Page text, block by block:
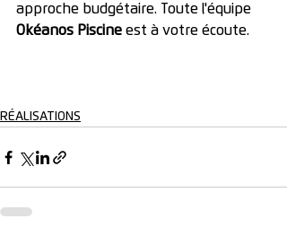
approche budgétaire. Toute l'équipe
Okéanos Piscine est à votre écoute.
RÉALISATIONS